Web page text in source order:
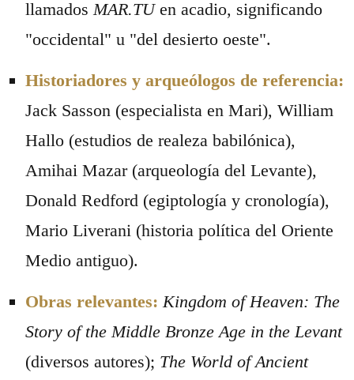
llamados MAR.TUen acadio, significando
"occidental" u "del desierto oeste".
Historiadores y arqueólogos de referencia:
Jack Sasson (especialista en Mari), William
Hallo (estudios de realeza babilónica),
Amihai Mazar (arqueología del Levante),
Donald Redford (egiptología y cronología),
Mario Liverani (historia política del Oriente
Medio antiguo).
Obras relevantes: Kingdom of Heaven: The
Story of the Middle Bronze Age in the Levant
(diversos autores); The World of Ancient